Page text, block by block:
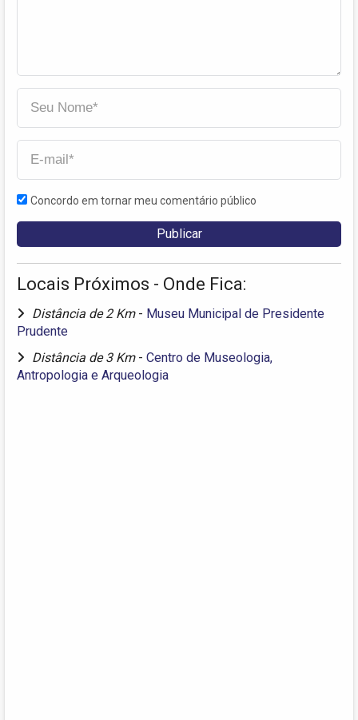
Concordo em tornar meu comentário público
Locais Próximos - Onde Fica:
Distância de 2 Km - Museu Municipal de Presidente
Prudente
Distância de 3 Km - Centro de Museologia,
Antropologia e Arqueologia